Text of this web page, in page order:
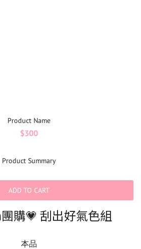
Product Name
$300
Product Summary
ADD TO CART
購💗 刮出好氣色組
本品